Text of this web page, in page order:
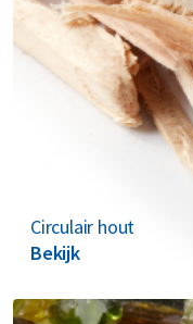
Circulair hout
Bekijk